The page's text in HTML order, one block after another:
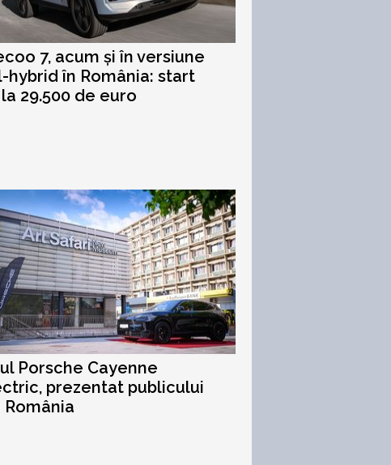
7, acum și în versiune
hybrid în România: start
29.500 de euro
Porsche Cayenne
prezentat publicului
România